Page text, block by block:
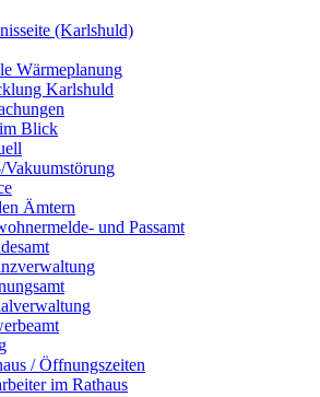
(Karlshuld)
Wärmeplanung
Karlshuld
Blick
Vakuumstörung
Ämtern
und Passamt
/ Öffnungszeiten
im Rathaus